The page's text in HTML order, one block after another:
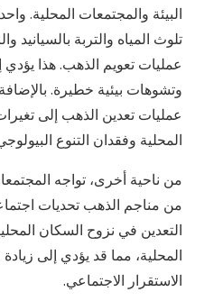
البيئة والمجتمعات المحلية.
تلوث المياه والتربة بالسيانيد
عمليات تعويم الذهب. هذا يؤدي
وتشوهات بيئية خطيرة.
عمليات تعدين الذهب إلى
المحلية وفقدان التنوع
من ناحية أخرى، تواجه
من مناجم الذهب تحديات
التعدين في نزوح السكان
المحلية، مما قد يؤدي إلى
الاستقرار الاجتماعي.